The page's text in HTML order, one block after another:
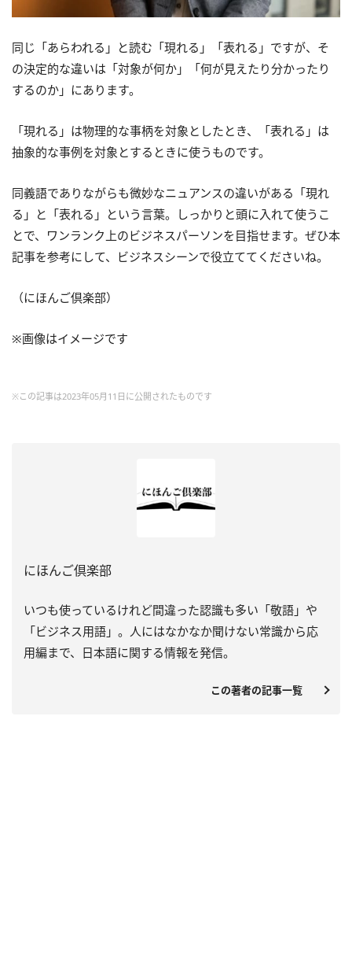
同じ「あらわれる」と読む「現れる」「表れる」ですが、そ
の決定的な違いは「対象が何か」「何が見えたり分かったり
するのか」にあります。
「現れる」は物理的な事柄を対象としたとき、「表れる」は
抽象的な事例を対象とするときに使うものです。
同義語でありながらも微妙なニュアンスの違いがある「現れ
る」と「表れる」という言葉。しっかりと頭に入れて使うこ
とで、ワンランク上のビジネスパーソンを目指せます。ぜひ本
記事を参考にして、ビジネスシーンで役立ててくださいね。
（にほんご倶楽部）
※画像はイメージです
※この記事は2023年05月11日に公開されたものです
にほんご倶楽部
いつも使っているけれど間違った認識も多い「敬語」や
「ビジネス用語」。人にはなかなか聞けない常識から応
用編まで、日本語に関する情報を発信。
この著者の記事一覧